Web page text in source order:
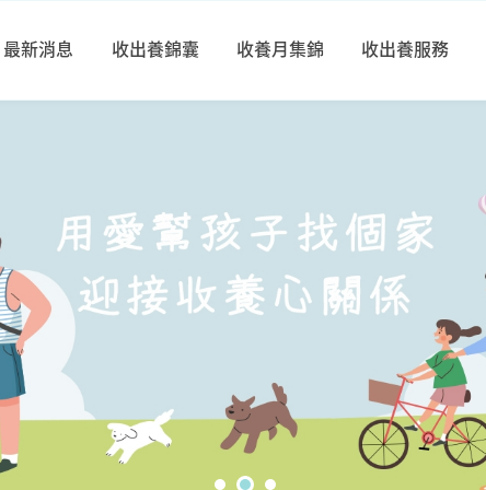
最新消息 收出養錦囊 收養月集錦 收出養服務